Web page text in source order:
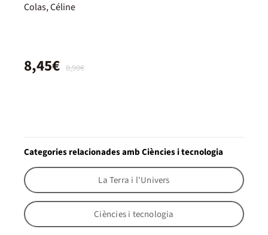
Colas, Céline
8,90€
8,45€
Categories relacionades amb Ciències i tecnologia
La Terra i l'Univers
Ciències i tecnologia